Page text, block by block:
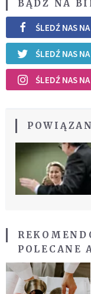
BĄDŹ NA
ŚLEDŹ NAS
ŚLEDŹ NAS
ŚLEDŹ NAS
POLECANE